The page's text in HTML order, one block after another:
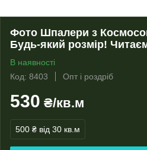
Фото Шпалери з
Будь-який розмір!
В наявності
Код: 8403
Опт і роздріб
530 ₴/кв.м
500 ₴ від 30 кв.м